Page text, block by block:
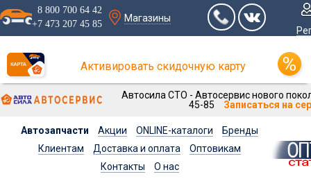
8 800 700 64 42
+7 473 207 45 85
Магазины
Активировать скидочную карту
Автосила СТО - Автосервис нового
45-85
Записаться на
Автозапчасти Акции ONLINE-каталоги
Бренды
Клиентам
Доставка и оплата
Оптовикам
Контакты
О нас